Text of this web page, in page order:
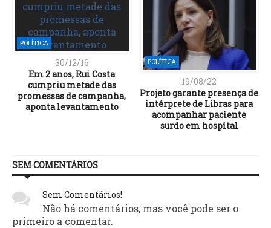
POLÍTICA
30/12/16
Em 2 anos, Rui Costa
cumpriu metade das
promessas de campanha,
aponta levantamento
POLÍTICA
19/08/22
Projeto garante presença de
intérprete de Libras para
acompanhar paciente
surdo em hospital
SEM COMENTÁRIOS
Sem Comentários!
Não há comentários, mas você pode ser o
primeiro a comentar.